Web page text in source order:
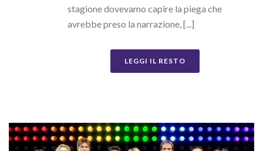
stagione dovevamo capire la piega che
avrebbe preso la narrazione, [...]
LEGGI IL RESTO